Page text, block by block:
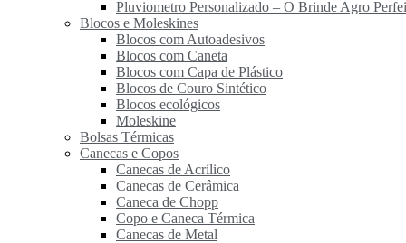
Pluviometro Personalizado – O Brinde Agro
Blocos e Moleskines
Blocos com Autoadesivos
Blocos com Caneta
Blocos com Capa de Plástico
Blocos de Couro Sintético
Blocos ecológicos
Moleskine
Bolsas Térmicas
Canecas e Copos
Canecas de Acrílico
Canecas de Cerâmica
Caneca de Chopp
Copo e Caneca Térmica
Canecas de Metal